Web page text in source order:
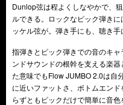
Dunlop弦は程よくしなやかで、
ルできる。ロックなピック弾き
ッケル弦が。弾き手にも、聴き手
指弾きとピック弾きでの音のキ
ンドサウンドの根幹を支える楽
た意味でもFlow JUMBO 2.0は自
に近いファットさ、ボトムエン
らずともピックだけで簡単に音